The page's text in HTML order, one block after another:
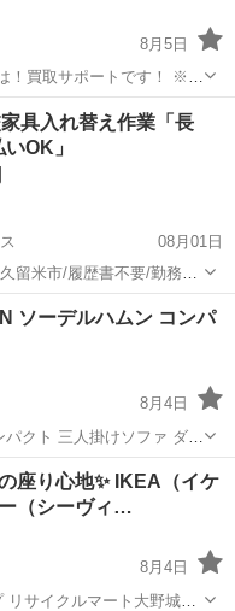
8月5日
圏内配送料無料🚚💭⸒⸒ ...
商品
具入れ替え作業「長
OK」
08月01日
留米市/履歴書不要/勤務時
オフィス移転・学校家具入
イト募集! 週1日だけでも継
ソーデルハムン コンパ
8月4日
ファ ダー
舗受け取りor 【北九州市・市内近郊限定】自社配送！ 自社配送(北九...
座り心地✨ IKEA（イケ
（シーヴィ…
8月4日
リサイクルマート大野城店